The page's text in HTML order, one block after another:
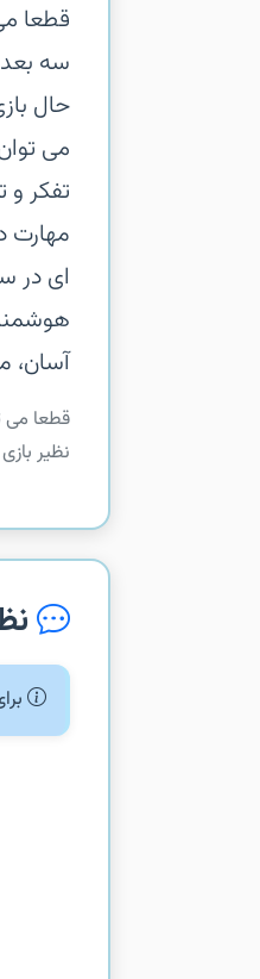
سه
حال
می
تفکر و
مهارت
آسان،
نظیر